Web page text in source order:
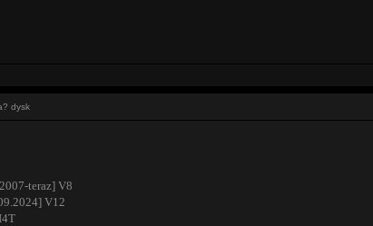
dysk
teraz] V8
V12